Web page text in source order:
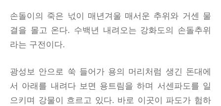
손돌이의 죽은 넋이 매년겨울 매서운 추위와 거센 물
결을 몰고 온다. 수백년 내려오는 강화도의 손돌추위
라는 구전이다.
광성보 안으로 쑥 들어가 용의 머리처럼 생긴 돈대에
서 아래를 내려다 보면 용트림을 하며 서센파도를 일
으키며 강물이 흐르고 있다. 바로 이곳이 파도가 험하